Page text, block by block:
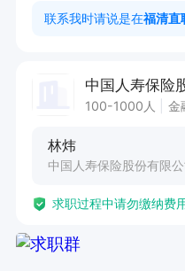
周末双休，法定节假
联系我时请说是在福清直
100-1000人 金
林炜
中国人寿保险股份有限
求职过程中请勿缴纳费